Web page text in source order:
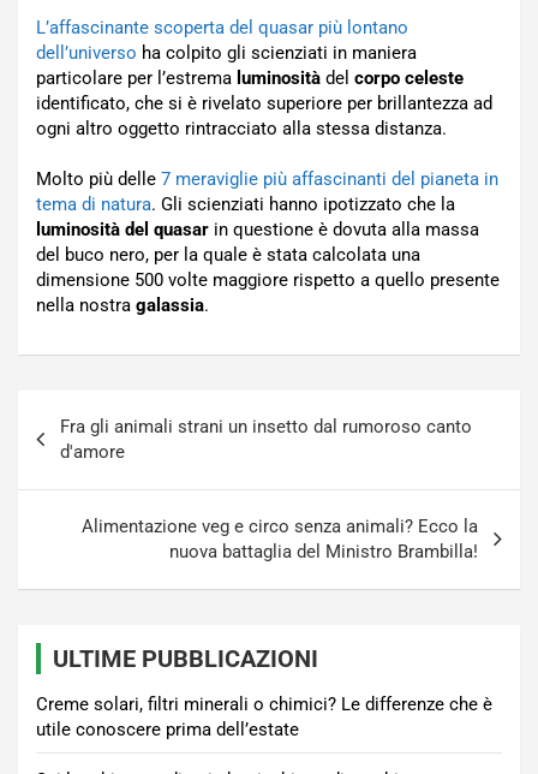
L’affascinante scoperta del quasar più lontano
dell’universo ha colpito gli scienziati in maniera
particolare per l’estrema luminosità del corpo celeste
identificato, che si è rivelato superiore per brillantezza ad
ogni altro oggetto rintracciato alla stessa distanza.
Molto più delle 7 meraviglie più affascinanti del pianeta in
tema di natura. Gli scienziati hanno ipotizzato che la
luminosità del quasar in questione è dovuta alla massa
del buco nero, per la quale è stata calcolata una
dimensione 500 volte maggiore rispetto a quello presente
nella nostra galassia.
articoli
Fra gli animali strani un insetto dal rumoroso canto
d'amore
Alimentazione veg e circo senza animali? Ecco la
nuova battaglia del Ministro Brambilla!
ULTIME PUBBLICAZIONI
Creme solari, filtri minerali o chimici? Le differenze che è
utile conoscere prima dell’estate